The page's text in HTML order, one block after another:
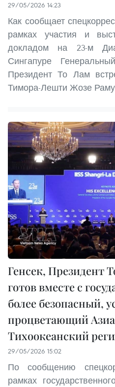
29/05/2026 14:23
Как сообщает
рамках участия и
докладом на 23-м
Сингапуре
Президент То Лам
Тимора-Лешти Жозе
Генсек, Президент
готов вместе с
более безопасный,
процветающий
Тихоокеанский
29/05/2026 15:02
По сообщению
рамках